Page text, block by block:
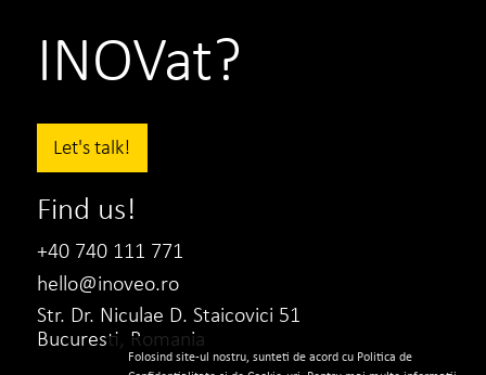
INOVat?
Let's talk!
Find us!
+40 740 111 771
hello@inoveo.ro
Str. Dr. Niculae D. Staicovici 51
Bucuresti, Romania
Folosind site-ul nostru, sunteti de acord cu Politica de